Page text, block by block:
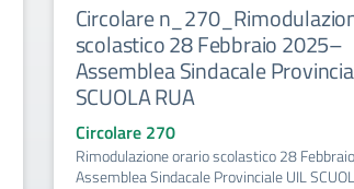
Circolare
scolastico 28 Febbraio 2025–
Assemblea Sindacale
SCUOLA RUA
Circolare 270
Rimodulazione orario scolastico 28
Assemblea Sindacale Provinciale UIL